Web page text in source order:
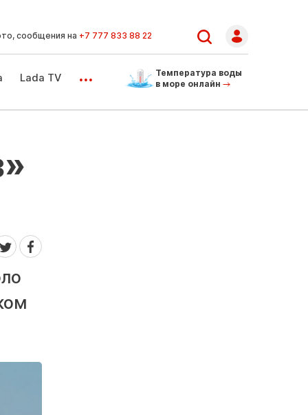
сообщения на +7 777 833 88 22
Lada TV ...
Температура воды
в море онлайн